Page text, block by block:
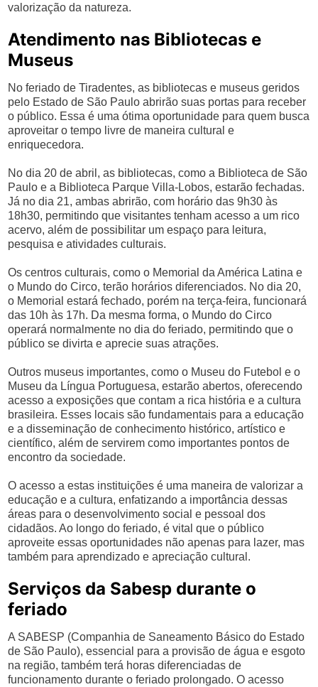
valorização da natureza.
Atendimento nas Bibliotecas e
Museus
No feriado de Tiradentes, as bibliotecas e museus geridos
pelo Estado de São Paulo abrirão suas portas para receber
o público. Essa é uma ótima oportunidade para quem busca
aproveitar o tempo livre de maneira cultural e
enriquecedora.
No dia 20 de abril, as bibliotecas, como a Biblioteca de São
Paulo e a Biblioteca Parque Villa-Lobos, estarão fechadas.
Já no dia 21, ambas abrirão, com horário das 9h30 às
18h30, permitindo que visitantes tenham acesso a um rico
acervo, além de possibilitar um espaço para leitura,
pesquisa e atividades culturais.
Os centros culturais, como o Memorial da América Latina e
o Mundo do Circo, terão horários diferenciados. No dia 20,
o Memorial estará fechado, porém na terça-feira, funcionará
das 10h às 17h. Da mesma forma, o Mundo do Circo
operará normalmente no dia do feriado, permitindo que o
público se divirta e aprecie suas atrações.
Outros museus importantes, como o Museu do Futebol e o
Museu da Língua Portuguesa, estarão abertos, oferecendo
acesso a exposições que contam a rica história e a cultura
brasileira. Esses locais são fundamentais para a educação
e a disseminação de conhecimento histórico, artístico e
científico, além de servirem como importantes pontos de
encontro da sociedade.
O acesso a estas instituições é uma maneira de valorizar a
educação e a cultura, enfatizando a importância dessas
áreas para o desenvolvimento social e pessoal dos
cidadãos. Ao longo do feriado, é vital que o público
aproveite essas oportunidades não apenas para lazer, mas
também para aprendizado e apreciação cultural.
Serviços da Sabesp durante o
feriado
A SABESP (Companhia de Saneamento Básico do Estado
de São Paulo), essencial para a provisão de água e esgoto
na região, também terá horas diferenciadas de
funcionamento durante o feriado prolongado. O acesso